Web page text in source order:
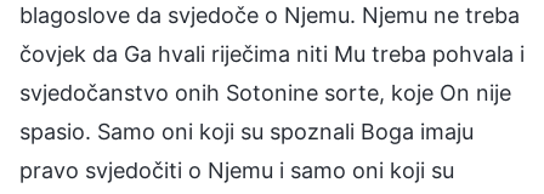
blagoslove da svjedoče o Njemu. Njemu ne treba
čovjek da Ga hvali riječima niti Mu treba pohvala i
svjedočanstvo onih Sotonine sorte, koje On nije
spasio. Samo oni koji su spoznali Boga imaju
pravo svjedočiti o Njemu i samo oni koji su